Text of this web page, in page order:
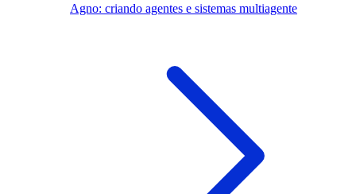
Agno: criando agentes e sistemas multiagente